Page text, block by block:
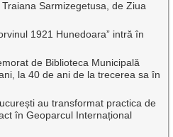
Sarmizegetusa, de Ziua
1921 Hunedoara” intră în
de Biblioteca Municipală
la 40 de ani de la trecerea sa în
au transformat practica de
în Geoparcul Internațional